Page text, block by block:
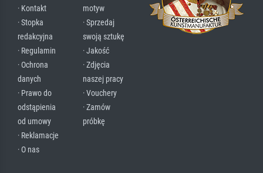
· Kontakt
· Stopka
redakcyjna
· Regulamin
· Ochrona
danych
· Prawo do
odstąpienia
od umowy
· Reklamacje
· O nas
motyw
· Sprzedaj
swoją sztukę
· Jakość
· Zdjęcia
naszej pracy
· Vouchery
· Zamów
próbkę